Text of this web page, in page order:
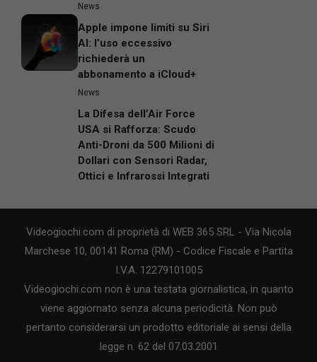
News
Apple impone limiti su Siri
AI: l’uso eccessivo
richiederà un
abbonamento a iCloud+
News
La Difesa dell’Air Force
USA si Rafforza: Scudo
Anti-Droni da 500 Milioni di
Dollari con Sensori Radar,
Ottici e Infrarossi Integrati
Videogiochi.com di proprietà di WEB 365 SRL - Via Nicola
Marchese 10, 00141 Roma (RM) - Codice Fiscale e Partita
I.V.A. 12279101005
Videogiochi.com non è una testata giornalistica, in quanto
viene aggiornato senza alcuna periodicità. Non può
pertanto considerarsi un prodotto editoriale ai sensi della
legge n. 62 del 07.03.2001